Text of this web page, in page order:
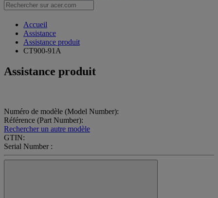
Accueil
Assistance
Assistance produit
CT900-91A
Assistance produit
Numéro de modèle (Model Number):
Référence (Part Number):
Rechercher un autre modèle
GTIN:
Serial Number :